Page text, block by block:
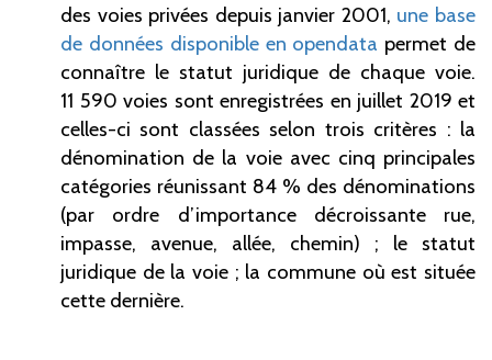
des voies privées depuis janvier 2001, une base
de données disponible en opendata permet de
connaître le statut juridique de chaque voie.
11 590 voies sont enregistrées en juillet 2019 et
celles-ci sont classées selon trois critères : la
dénomination de la voie avec cinq principales
catégories réunissant 84 % des dénominations
(par ordre d’importance décroissante rue,
impasse, avenue, allée, chemin) ; le statut
juridique de la voie ; la commune où est située
cette dernière.